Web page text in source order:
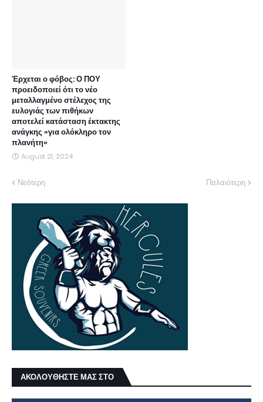
Έρχεται ο φόβος: Ο ΠΟΥ
προειδοποιεί ότι το νέο
μεταλλαγμένο στέλεχος της
ευλογιάς των πιθήκων
αποτελεί κατάσταση έκτακτης
ανάγκης «για ολόκληρο τον
πλανήτη»
August 21, 2024
Νεότερη Παλαιότερη
ΑΚΟΛΟΥΘΗΣΤΕ ΜΑΣ ΣΤΟ